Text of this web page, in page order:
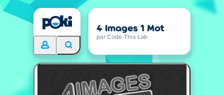
4 Images 1 Mot
par Code This Lab